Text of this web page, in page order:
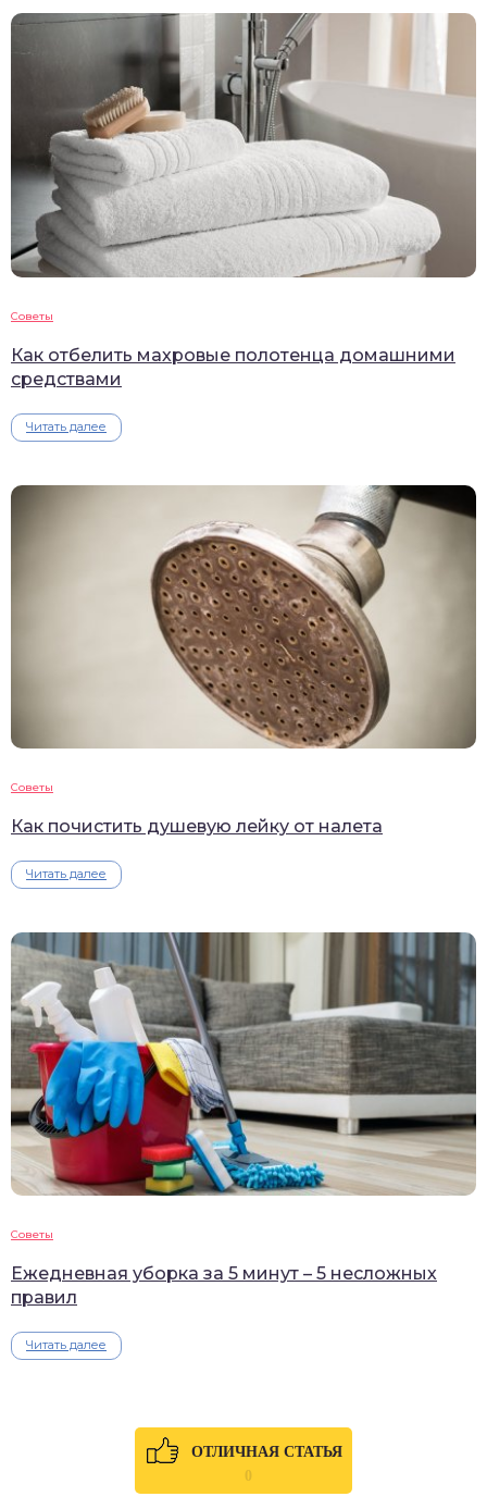
Советы
Как отбелить махровые полотенца домашними
средствами
Читать далее
Советы
Как почистить душевую лейку от налета
Читать далее
Советы
Ежедневная уборка за 5 минут – 5 несложных
правил
Читать далее
ОТЛИЧНАЯ СТАТЬЯ
0